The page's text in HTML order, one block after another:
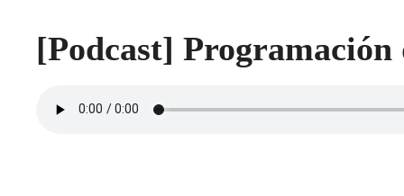
[Podcast]